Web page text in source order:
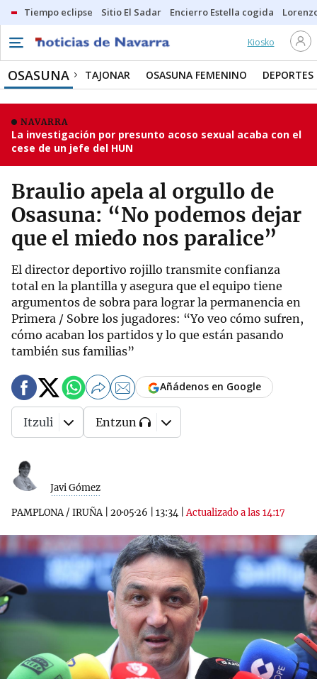
Tiempo eclipse Sitio El Sadar Encierro Estella cogida
Kiosko
OSASUNA TAJONAR OSASUNA FEMENINO DEPORTES
NAVARRA
La investigación por presunto acoso sexual acaba con el
cese de un jefe del HUN
Braulio apela al orgullo de
Osasuna: “No podemos dejar
que el miedo nos paralice”
El director deportivo rojillo transmite confianza
total en la plantilla y asegura que el equipo tiene
argumentos de sobra para lograr la permanencia en
Primera / Sobre los jugadores: “Yo veo cómo sufren,
cómo acaban los partidos y lo que están pasando
también sus familias”
Javi Gómez
PAMPLONA / IRUÑA| 20·05·26 13:34 |Actualizado a las 14:17
Añádenos en Google
Itzuli Entzun